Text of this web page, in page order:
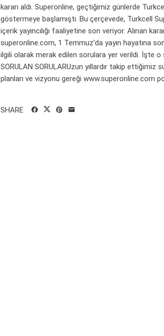
kararı aldı. Superonline, geçtiğimiz günlerde
göstermeye başlamıştı. Bu çerçevede, Turkcell
içerik yayıncılığı faaliyetine son veriyor. Alınan
superonline.com, 1 Temmuz'da yayın hayatına
ilgili olarak merak edilen sorulara yer verildi. İşte o
SORULAN SORULARUzun yıllardır takip
planları ve vizyonu gereği www.superonline.com
SHARE